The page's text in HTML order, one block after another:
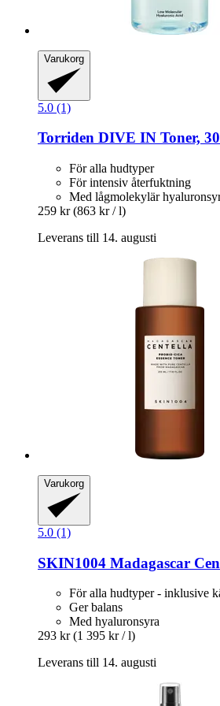
Varukorg
5.0 (1)
Torriden DIVE IN Toner,
För alla hudtyper
För intensiv återfuktning
Med lågmolekylär
259 kr (863 kr / l)
Leverans till 14. augusti
Varukorg
5.0 (1)
SKIN1004 Madagascar
För alla hudtyper - inklusive
Ger balans
Med hyaluronsyra
293 kr (1 395 kr / l)
Leverans till 14. augusti